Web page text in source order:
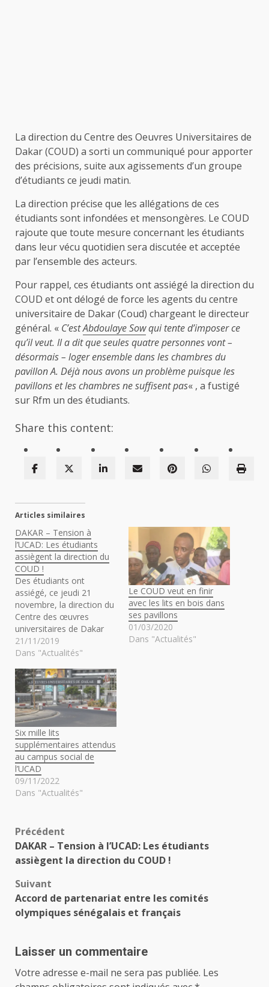
La direction du Centre des Oeuvres Universitaires de
Dakar (COUD) a sorti un communiqué pour apporter
des précisions, suite aux agissements d’un groupe
d’étudiants ce jeudi matin.
La direction précise que les allégations de ces
étudiants sont infondées et mensongères. Le COUD
rajoute que toute mesure concernant les étudiants
dans leur vécu quotidien sera discutée et acceptée
par l’ensemble des acteurs.
Pour rappel, ces étudiants ont assiégé la direction du
COUD et ont délogé de force les agents du centre
universitaire de Dakar (Coud) chargeant le directeur
général. « C’estAbdoulaye Sowqui tente d’imposer ce
qu’il veut. Il a dit que seules quatre personnes vont –
désormais – loger ensemble dans les chambres du
pavillon A. Déjà nous avons un problème puisque les
pavillons et les chambres ne suffisent pas« , a fustigé
sur Rfm un des étudiants.
Share this content:
Articles similaires
DAKAR – Tension à
l’UCAD: Les étudiants
assiègent la direction du
COUD !
Des étudiants ont
assiégé, ce jeudi 21
novembre, la direction du
Centre des œuvres
universitaires de Dakar
(COUD). Tout serait parti
de l’octroi des chambres
provisoires, renseigne
une source sur place. Les
étudiants ont bloqué la
direction du coud pour
faire entendre leurs
revendications. Ils ont
délogé…
21/11/2019
Dans "Actualités"
Le COUD veut en finir
avec les lits en bois dans
ses pavillons
01/03/2020
Dans "Actualités"
Six mille lits
supplémentaires attendus
au campus social de
l’UCAD
09/11/2022
Dans "Actualités"
Navigation
d’article
Précédent
DAKAR – Tension à l’UCAD: Les étudiants
assiègent la direction du COUD !
Suivant
Accord de partenariat entre les comités
olympiques sénégalais et français
Laisser un commentaire
Votre adresse e-mail ne sera pas publiée. Les